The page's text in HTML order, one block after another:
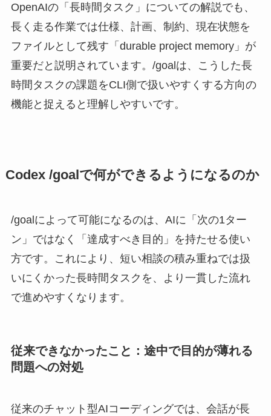
OpenAIの「長時間タスク」についての解説でも、
長く走る作業では仕様、計画、制約、現在状態を
ファイルとして残す「durable project memory」が
重要だと説明されています。/goalは、こうした長
時間タスクの課題をCLI側で扱いやすくする方向の
機能と捉えると理解しやすいです。
Codex /goalで何ができるようになるのか
/goalによって可能になるのは、AIに「次の1ター
ン」ではなく「達成すべき目的」を持たせる使い
方です。これにより、短い相談の積み重ねでは扱
いにくかった長時間タスクを、より一貫した流れ
で進めやすくなります。
従来できなかったこと：途中で目的が薄れる
問題への対処
従来のチャット型AIコーディングでは、会話が長